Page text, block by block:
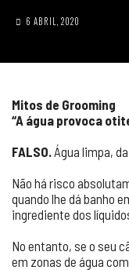
6 ABRIL, 2020
Mitos de Grooming
“A água provoca
FALSO.Água limpa,
Não há risco
quando lhe dá banho
ingrediente dos
No entanto, se o seu
em zonas de água